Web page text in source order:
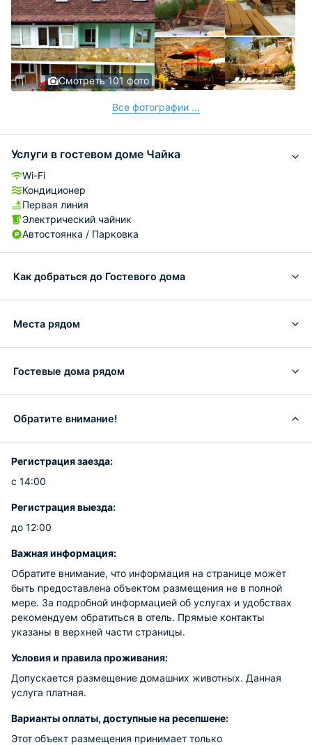
Смотреть 101 фото
Все фотографии ...
Услуги в гостевом доме Чайка
Wi-Fi
Кондиционер
Первая линия
Электрический чайник
Автостоянка / Парковка
Как добраться до Гостевого дома
Места рядом
Гостевые дома рядом
Обратите внимание!
Регистрация заезда:
с 14:00
Регистрация выезда:
до 12:00
Важная информация:
Обратите внимание, что информация на странице может
быть предоставлена объектом размещения не в полной
мере. За подробной информацией об услугах и удобствах
рекомендуем обратиться в отель. Прямые контакты
указаны в верхней части страницы.
Условия и правила проживания:
Допускается размещение домашних животных. Данная
услуга платная.
Варианты оплаты, доступные на ресепшене:
Этот объект размещения принимает только